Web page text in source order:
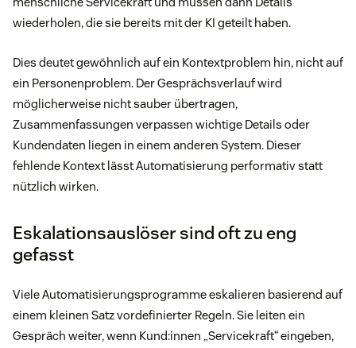
wiederholen, die sie bereits mit der KI geteilt haben.
Dies deutet gewöhnlich auf ein Kontextproblem hin, nicht auf
ein Personenproblem. Der Gesprächsverlauf wird
möglicherweise nicht sauber übertragen,
Zusammenfassungen verpassen wichtige Details oder
Kundendaten liegen in einem anderen System. Dieser
fehlende Kontext lässt Automatisierung performativ statt
nützlich wirken.
Eskalationsauslöser sind oft zu eng
gefasst
Viele Automatisierungsprogramme eskalieren basierend auf
einem kleinen Satz vordefinierter Regeln. Sie leiten ein
Gespräch weiter, wenn Kund:innen „Servicekraft“ eingeben,